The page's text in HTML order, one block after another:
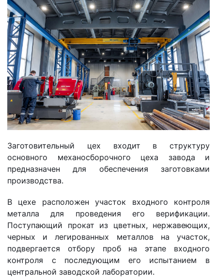
Заготовительный цех входит в структуру
основного механосборочного цеха завода и
предназначен для обеспечения заготовками
производства.
В цехе расположен участок входного контроля
металла для проведения его верификации.
Поступающий прокат из цветных, нержавеющих,
черных и легированных металлов на участок,
подвергается отбору проб на этапе входного
контроля с последующим его испытанием в
центральной заводской лаборатории.